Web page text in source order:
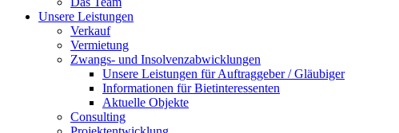
Unsere Leistungen
Verkauf
Vermietung
Zwangs- und Insolvenzabwicklungen
Unsere Leistungen für Auftraggeber / Gläubiger
Informationen für Bietinteressenten
Aktuelle Objekte
Consulting